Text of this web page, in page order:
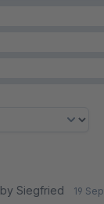
by Siegfried 19